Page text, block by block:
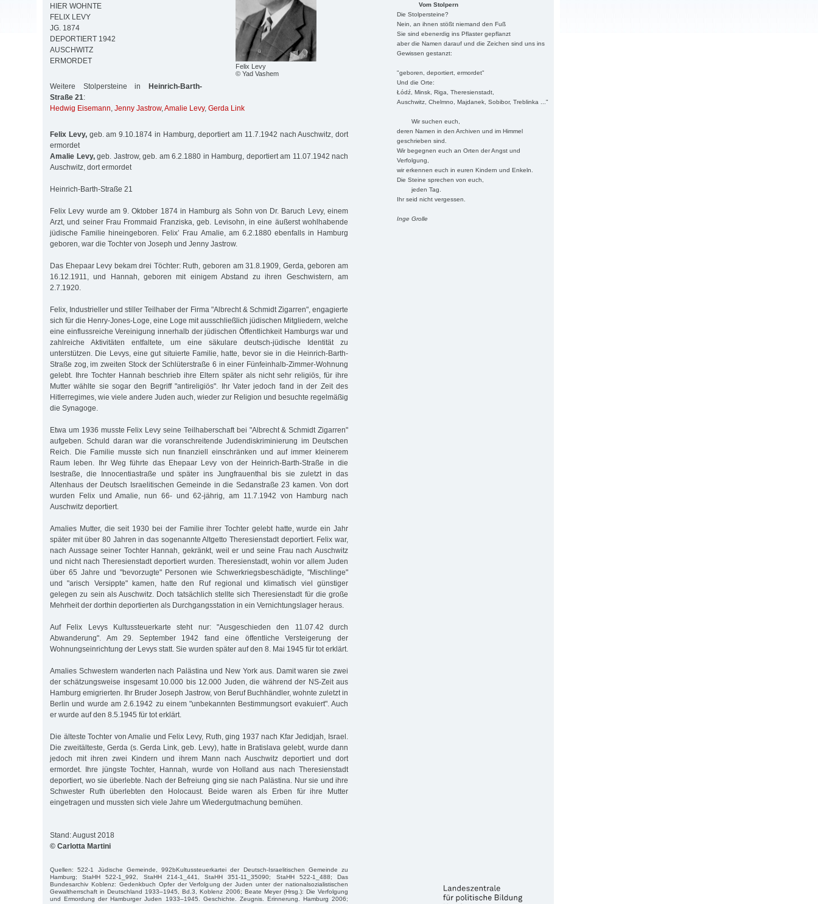
Vom Stolpern
Die Stolpersteine?
Nein, an ihnen stößt niemand den Fuß
Sie sind ebenerdig ins Pflaster gepflanzt
aber die Namen darauf und die Zeichen sind uns ins
Gewissen gestanzt:
"geboren, deportiert, ermordet"
Und die Orte:
Łódź, Minsk, Riga, Theresienstadt,
Auschwitz, Chelmno, Majdanek, Sobibor, Treblinka ..."
Wir suchen euch,
deren Namen in den Archiven und im Himmel
geschrieben sind.
Wir begegnen euch an Orten der Angst und
Verfolgung,
wir erkennen euch in euren Kindern und Enkeln.
Die Steine sprechen von euch,
jeden Tag.
Ihr seid nicht vergessen.
Inge Grolle
Felix Levy
© Yad Vashem
HIER WOHNTE
FELIX LEVY
JG. 1874
DEPORTIERT 1942
AUSCHWITZ
ERMORDET
Weitere Stolpersteine in
Heinrich-Barth-
Straße 21:
Hedwig Eisemann, Jenny Jastrow,Amalie Levy, Gerda Link
Felix Levy,geb. am 9.10.1874 in Hamburg, deportiert am 11.7.1942 nach Auschwitz, dort
ermordet
Amalie Levy,geb. Jastrow, geb. am 6.2.1880 in Hamburg, deportiert am 11.07.1942 nach
Auschwitz, dort ermordet
Heinrich-Barth-Straße 21
Felix Levy wurde am 9. Oktober 1874 in Hamburg als Sohn von Dr. Baruch Levy, einem
Arzt, und seiner Frau Frommaid Franziska, geb. Levisohn, in eine äußerst wohlhabende
jüdische Familie hineingeboren. Felix’ Frau Amalie, am 6.2.1880 ebenfalls in Hamburg
geboren, war die Tochter von Joseph und Jenny Jastrow.
Das Ehepaar Levy bekam drei Töchter: Ruth, geboren am 31.8.1909, Gerda, geboren am
16.12.1911, und Hannah, geboren mit einigem Abstand zu ihren Geschwistern, am
2.7.1920.
Felix, Industrieller und stiller Teilhaber der Firma "Albrecht & Schmidt Zigarren", engagierte
sich für die Henry-Jones-Loge, eine Loge mit ausschließlich jüdischen Mitgliedern, welche
eine einflussreiche Vereinigung innerhalb der jüdischen Öffentlichkeit Hamburgs war und
zahlreiche Aktivitäten entfaltete, um eine säkulare deutsch-jüdische Identität zu
unterstützen. Die Levys, eine gut situierte Familie, hatte, bevor sie in die Heinrich-Barth-
Straße zog, im zweiten Stock der Schlüterstraße 6 in einer Fünfeinhalb-Zimmer-Wohnung
gelebt. Ihre Tochter Hannah beschrieb ihre Eltern später als nicht sehr religiös, für ihre
Mutter wählte sie sogar den Begriff "antireligiös". Ihr Vater jedoch fand in der Zeit des
Hitlerregimes, wie viele andere Juden auch, wieder zur Religion und besuchte regelmäßig
die Synagoge.
Etwa um 1936 musste Felix Levy seine Teilhaberschaft bei "Albrecht & Schmidt Zigarren"
aufgeben. Schuld daran war die voranschreitende Judendiskriminierung im Deutschen
Reich. Die Familie musste sich nun finanziell einschränken und auf immer kleinerem
Raum leben. Ihr Weg führte das Ehepaar Levy von der Heinrich-Barth-Straße in die
Isestraße, die Innocentiastraße und später ins Jungfrauenthal bis sie zuletzt in das
Altenhaus der Deutsch Israelitischen Gemeinde in die Sedanstraße 23 kamen. Von dort
wurden Felix und Amalie, nun 66- und 62-jährig, am 11.7.1942 von Hamburg nach
Auschwitz deportiert.
Amalies Mutter, die seit 1930 bei der Familie ihrer Tochter gelebt hatte, wurde ein Jahr
später mit über 80 Jahren in das sogenannte Altgetto Theresienstadt deportiert. Felix war,
nach Aussage seiner Tochter Hannah, gekränkt, weil er und seine Frau nach Auschwitz
und nicht nach Theresienstadt deportiert wurden. Theresienstadt, wohin vor allem Juden
über 65 Jahre und "bevorzugte" Personen wie Schwerkriegsbeschädigte, "Mischlinge"
und "arisch Versippte" kamen, hatte den Ruf regional und klimatisch viel günstiger
gelegen zu sein als Auschwitz. Doch tatsächlich stellte sich Theresienstadt für die große
Mehrheit der dorthin deportierten als Durchgangsstation in ein Vernichtungslager heraus.
Auf Felix Levys Kultussteuerkarte steht nur: "Ausgeschieden den 11.07.42 durch
Abwanderung". Am 29. September 1942 fand eine öffentliche Versteigerung der
Wohnungseinrichtung der Levys statt. Sie wurden später auf den 8. Mai 1945 für tot erklärt.
Amalies Schwestern wanderten nach Palästina und New York aus. Damit waren sie zwei
der schätzungsweise insgesamt 10.000 bis 12.000 Juden, die während der NS-Zeit aus
Hamburg emigrierten. Ihr Bruder Joseph Jastrow, von Beruf Buchhändler, wohnte zuletzt in
Berlin und wurde am 2.6.1942 zu einem "unbekannten Bestimmungsort evakuiert". Auch
er wurde auf den 8.5.1945 für tot erklärt.
Die älteste Tochter von Amalie und Felix Levy, Ruth, ging 1937 nach Kfar Jedidjah, Israel.
Die zweitälteste, Gerda (s. Gerda Link, geb. Levy), hatte in Bratislava gelebt, wurde dann
jedoch mit ihren zwei Kindern und ihrem Mann nach Auschwitz deportiert und dort
ermordet. Ihre jüngste Tochter, Hannah, wurde von Holland aus nach Theresienstadt
deportiert, wo sie überlebte. Nach der Befreiung ging sie nach Palästina. Nur sie und ihre
Schwester Ruth überlebten den Holocaust. Beide waren als Erben für ihre Mutter
eingetragen und mussten sich viele Jahre um Wiedergutmachung bemühen.
Stand: August 2018
© Carlotta Martini
Quellen: 522-1 Jüdische Gemeinde, 992bKultussteuerkartei der Deutsch-Israelitischen Gemeinde zu
Hamburg; StaHH 522-1_992, StaHH 214-1_441, StaHH 351-11_35090; StaHH 522-1_488; Das
Bundesarchiv Koblenz: Gedenkbuch Opfer der Verfolgung der Juden unter der nationalsozialistischen
Gewaltherrschaft in Deutschland 1933–1945, Bd.3, Koblenz 2006; Beate Meyer (Hrsg.): Die Verfolgung
und Ermordung der Hamburger Juden 1933–1945. Geschichte. Zeugnis. Erinnerung. Hamburg 2006;